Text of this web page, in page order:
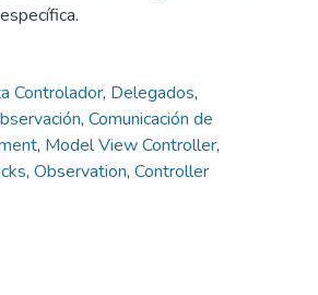
Controlador, Delegados,
, Comunicación de
, Model View Controller,
, Observation, Controller